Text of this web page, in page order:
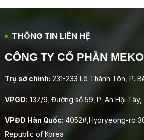
THÔNG TIN LIÊN HỆ
CÔNG TY CỔ PHẦN
Trụ sở chính: 231-233 Lê Thánh Tôn, P.
VPGD: 137/9, Đường số 59, P. An Hội Tây,
VPĐD Hàn Quốc: 4052#,Hyoryeong-ro
Republic of Korea